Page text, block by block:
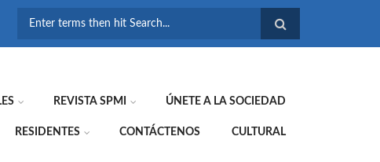
REVISTA SPMI ÚNETE A LA SOCIEDAD
RESIDENTES CONTÁCTENOS CULTURAL